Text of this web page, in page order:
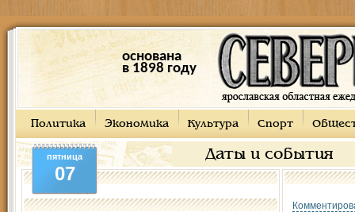
основана
в 1898 году
Политика Экономика Культура Спорт
Даты и события
пятница
07